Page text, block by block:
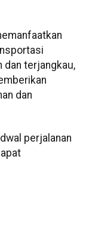
dan terjangkau,
dan
perjalanan